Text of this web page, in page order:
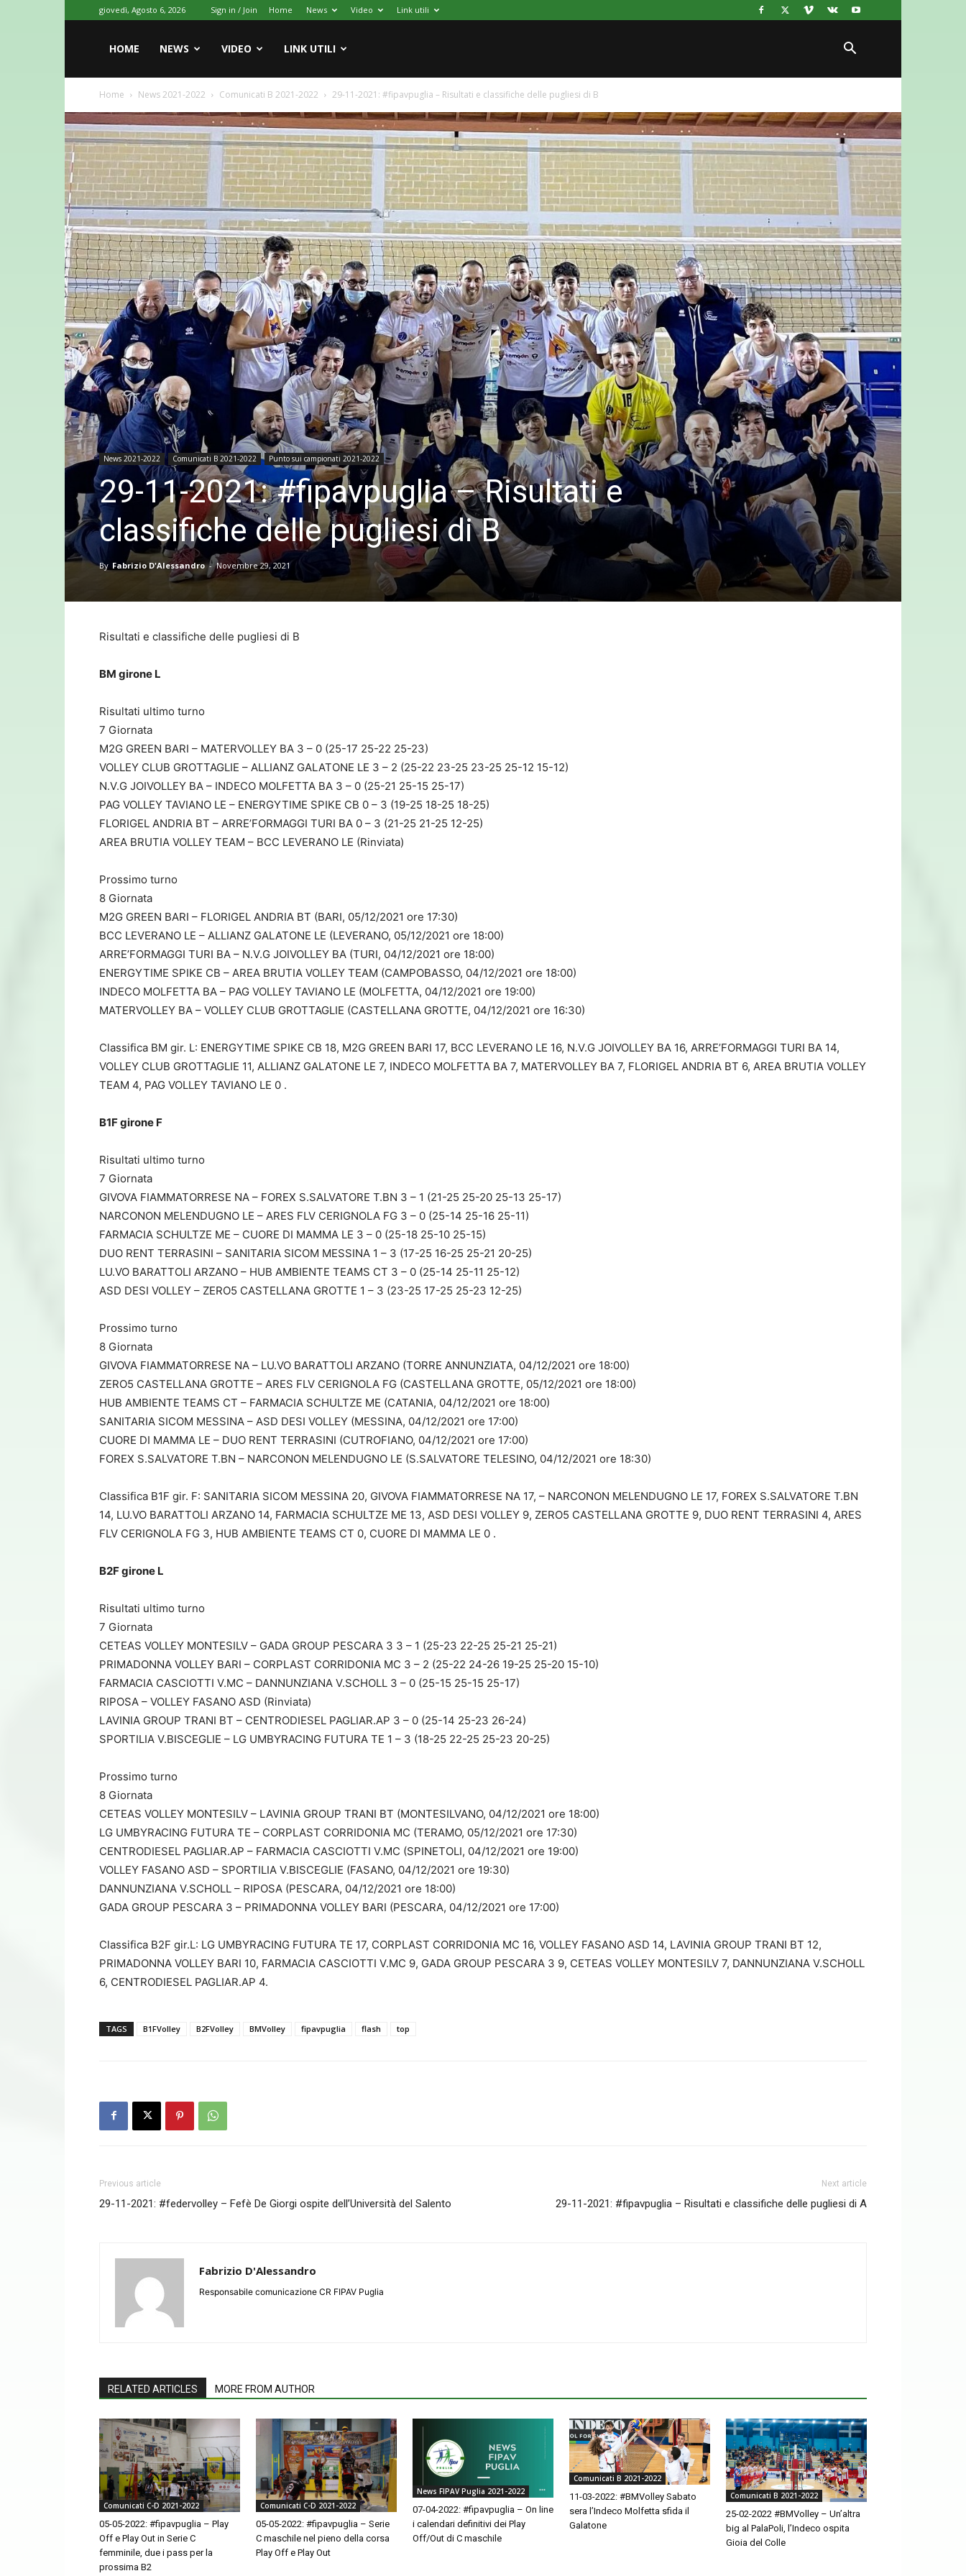
giovedì, Agosto 6, 2026 Sign in / Join Home News Video Link utili
HOME NEWS VIDEO LINK UTILI
Home News 2021-2022 Comunicati B 2021-2022 29-11-2021: #fipavpuglia – Risultati e classifiche delle pugliesi di B
News 2021-2022 Comunicati B 2021-2022 Punto sui campionati 2021-2022
29-11-2021: #fipavpuglia – Risultati e
classifiche delle pugliesi di B
By Fabrizio D'Alessandro - Novembre 29, 2021
Risultati e classifiche delle pugliesi di B
BM girone L
Risultati ultimo turno
7 Giornata
M2G GREEN BARI – MATERVOLLEY BA 3 – 0 (25-17 25-22 25-23)
VOLLEY CLUB GROTTAGLIE – ALLIANZ GALATONE LE 3 – 2 (25-22 23-25 23-25 25-12 15-12)
N.V.G JOIVOLLEY BA – INDECO MOLFETTA BA 3 – 0 (25-21 25-15 25-17)
PAG VOLLEY TAVIANO LE – ENERGYTIME SPIKE CB 0 – 3 (19-25 18-25 18-25)
FLORIGEL ANDRIA BT – ARRE’FORMAGGI TURI BA 0 – 3 (21-25 21-25 12-25)
AREA BRUTIA VOLLEY TEAM – BCC LEVERANO LE (Rinviata)
Prossimo turno
8 Giornata
M2G GREEN BARI – FLORIGEL ANDRIA BT (BARI, 05/12/2021 ore 17:30)
BCC LEVERANO LE – ALLIANZ GALATONE LE (LEVERANO, 05/12/2021 ore 18:00)
ARRE’FORMAGGI TURI BA – N.V.G JOIVOLLEY BA (TURI, 04/12/2021 ore 18:00)
ENERGYTIME SPIKE CB – AREA BRUTIA VOLLEY TEAM (CAMPOBASSO, 04/12/2021 ore 18:00)
INDECO MOLFETTA BA – PAG VOLLEY TAVIANO LE (MOLFETTA, 04/12/2021 ore 19:00)
MATERVOLLEY BA – VOLLEY CLUB GROTTAGLIE (CASTELLANA GROTTE, 04/12/2021 ore 16:30)
Classifica BM gir. L: ENERGYTIME SPIKE CB 18, M2G GREEN BARI 17, BCC LEVERANO LE 16, N.V.G JOIVOLLEY BA 16, ARRE’FORMAGGI TURI BA 14,
VOLLEY CLUB GROTTAGLIE 11, ALLIANZ GALATONE LE 7, INDECO MOLFETTA BA 7, MATERVOLLEY BA 7, FLORIGEL ANDRIA BT 6, AREA BRUTIA VOLLEY
TEAM 4, PAG VOLLEY TAVIANO LE 0 .
B1F girone F
Risultati ultimo turno
7 Giornata
GIVOVA FIAMMATORRESE NA – FOREX S.SALVATORE T.BN 3 – 1 (21-25 25-20 25-13 25-17)
NARCONON MELENDUGNO LE – ARES FLV CERIGNOLA FG 3 – 0 (25-14 25-16 25-11)
FARMACIA SCHULTZE ME – CUORE DI MAMMA LE 3 – 0 (25-18 25-10 25-15)
DUO RENT TERRASINI – SANITARIA SICOM MESSINA 1 – 3 (17-25 16-25 25-21 20-25)
LU.VO BARATTOLI ARZANO – HUB AMBIENTE TEAMS CT 3 – 0 (25-14 25-11 25-12)
ASD DESI VOLLEY – ZERO5 CASTELLANA GROTTE 1 – 3 (23-25 17-25 25-23 12-25)
Prossimo turno
8 Giornata
GIVOVA FIAMMATORRESE NA – LU.VO BARATTOLI ARZANO (TORRE ANNUNZIATA, 04/12/2021 ore 18:00)
ZERO5 CASTELLANA GROTTE – ARES FLV CERIGNOLA FG (CASTELLANA GROTTE, 05/12/2021 ore 18:00)
HUB AMBIENTE TEAMS CT – FARMACIA SCHULTZE ME (CATANIA, 04/12/2021 ore 18:00)
SANITARIA SICOM MESSINA – ASD DESI VOLLEY (MESSINA, 04/12/2021 ore 17:00)
CUORE DI MAMMA LE – DUO RENT TERRASINI (CUTROFIANO, 04/12/2021 ore 17:00)
FOREX S.SALVATORE T.BN – NARCONON MELENDUGNO LE (S.SALVATORE TELESINO, 04/12/2021 ore 18:30)
Classifica B1F gir. F: SANITARIA SICOM MESSINA 20, GIVOVA FIAMMATORRESE NA 17, – NARCONON MELENDUGNO LE 17, FOREX S.SALVATORE T.BN
14, LU.VO BARATTOLI ARZANO 14, FARMACIA SCHULTZE ME 13, ASD DESI VOLLEY 9, ZERO5 CASTELLANA GROTTE 9, DUO RENT TERRASINI 4, ARES
FLV CERIGNOLA FG 3, HUB AMBIENTE TEAMS CT 0, CUORE DI MAMMA LE 0 .
B2F girone L
Risultati ultimo turno
7 Giornata
CETEAS VOLLEY MONTESILV – GADA GROUP PESCARA 3 3 – 1 (25-23 22-25 25-21 25-21)
PRIMADONNA VOLLEY BARI – CORPLAST CORRIDONIA MC 3 – 2 (25-22 24-26 19-25 25-20 15-10)
FARMACIA CASCIOTTI V.MC – DANNUNZIANA V.SCHOLL 3 – 0 (25-15 25-15 25-17)
RIPOSA – VOLLEY FASANO ASD (Rinviata)
LAVINIA GROUP TRANI BT – CENTRODIESEL PAGLIAR.AP 3 – 0 (25-14 25-23 26-24)
SPORTILIA V.BISCEGLIE – LG UMBYRACING FUTURA TE 1 – 3 (18-25 22-25 25-23 20-25)
Prossimo turno
8 Giornata
CETEAS VOLLEY MONTESILV – LAVINIA GROUP TRANI BT (MONTESILVANO, 04/12/2021 ore 18:00)
LG UMBYRACING FUTURA TE – CORPLAST CORRIDONIA MC (TERAMO, 05/12/2021 ore 17:30)
CENTRODIESEL PAGLIAR.AP – FARMACIA CASCIOTTI V.MC (SPINETOLI, 04/12/2021 ore 19:00)
VOLLEY FASANO ASD – SPORTILIA V.BISCEGLIE (FASANO, 04/12/2021 ore 19:30)
DANNUNZIANA V.SCHOLL – RIPOSA (PESCARA, 04/12/2021 ore 18:00)
GADA GROUP PESCARA 3 – PRIMADONNA VOLLEY BARI (PESCARA, 04/12/2021 ore 17:00)
Classifica B2F gir.L: LG UMBYRACING FUTURA TE 17, CORPLAST CORRIDONIA MC 16, VOLLEY FASANO ASD 14, LAVINIA GROUP TRANI BT 12,
PRIMADONNA VOLLEY BARI 10, FARMACIA CASCIOTTI V.MC 9, GADA GROUP PESCARA 3 9, CETEAS VOLLEY MONTESILV 7, DANNUNZIANA V.SCHOLL
6, CENTRODIESEL PAGLIAR.AP 4.
TAGS B1FVolley B2FVolley BMVolley fipavpuglia flash top
Previous article
29-11-2021: #federvolley – Fefè De Giorgi ospite dell’Università del Salento
Next article
29-11-2021: #fipavpuglia – Risultati e classifiche delle pugliesi di A
Fabrizio D'Alessandro
Responsabile comunicazione CR FIPAV Puglia
RELATED ARTICLES MORE FROM AUTHOR
Comunicati C-D 2021-2022
05-05-2022: #fipavpuglia – Play
Off e Play Out in Serie C
femminile, due i pass per la
prossima B2
Comunicati C-D 2021-2022
05-05-2022: #fipavpuglia – Serie
C maschile nel pieno della corsa
Play Off e Play Out
News FIPAV Puglia 2021-2022
07-04-2022: #fipavpuglia – On line
i calendari definitivi dei Play
Off/Out di C maschile
Comunicati B 2021-2022
11-03-2022: #BMVolley Sabato
sera l’Indeco Molfetta sfida il
Galatone
Comunicati B 2021-2022
25-02-2022 #BMVolley – Un’altra
big al PalaPoli, l’Indeco ospita
Gioia del Colle